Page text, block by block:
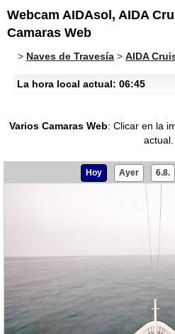
Webcam AIDAsol, AIDA
Camaras Web
> Naves de Travesía > AIDA
La hora local actual: 06:45
Varios Camaras Web: Clicar en la
actual.
Hoy Ayer 6.8.